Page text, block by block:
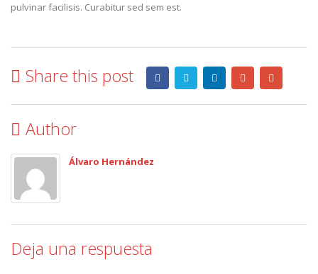
pulvinar facilisis. Curabitur sed sem est.
Share this post
Author
Álvaro Hernández
Deja una respuesta